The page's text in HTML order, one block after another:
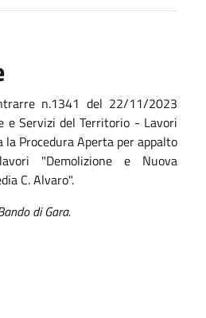
n.1341 del 22/11/2023
e Servizi del Territorio - Lavori
Procedura Aperta per appalto
"Demolizione e Nuova
C. Alvaro".
di Gara.